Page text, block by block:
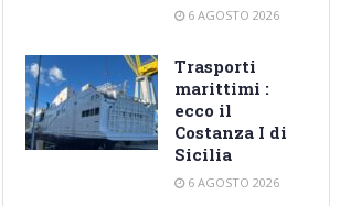
6 AGOSTO 2026
Trasporti
marittimi :
ecco il
Costanza I di
Sicilia
6 AGOSTO 2026